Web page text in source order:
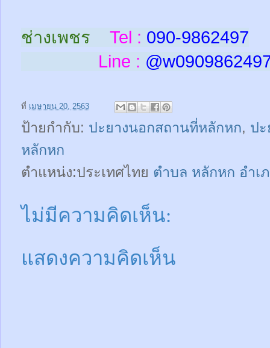
ช่างเพชร Tel : 090-9862497
Line : @w
ที่ เมษายน 20, 2563
ป้ายกำกับ: ปะยางนอกสถานที่หลักหก, ป
หลักหก
ตำแหน่ง:ประเทศไทย ตำบล หลักหก อำเ
ไม่มีความคิดเห็น:
แสดงความคิดเห็น